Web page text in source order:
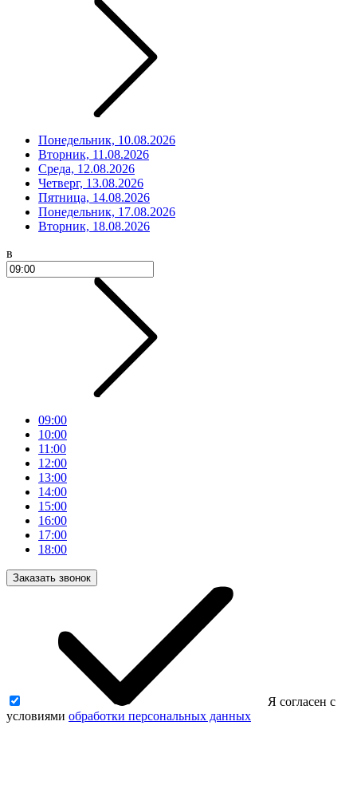
Понедельник, 10.08.2026
Вторник, 11.08.2026
Среда, 12.08.2026
Четверг, 13.08.2026
Пятница, 14.08.2026
Понедельник, 17.08.2026
Вторник, 18.08.2026
в
09:00
10:00
11:00
12:00
13:00
14:00
15:00
16:00
17:00
18:00
Заказать звонок
Я согласен с
условиями обработки персональных данных